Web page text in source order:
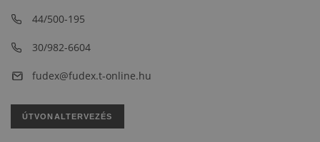
44/500-195
30/982-6604
fudex@fudex.t-online.hu
ÚTVONALTERVEZÉS